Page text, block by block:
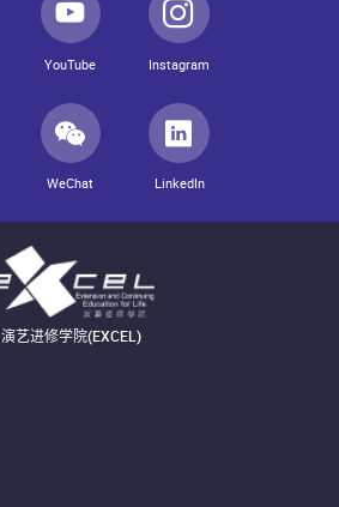
YouTube Instagram
WeChat LinkedIn
演艺进修学院(EXCEL)